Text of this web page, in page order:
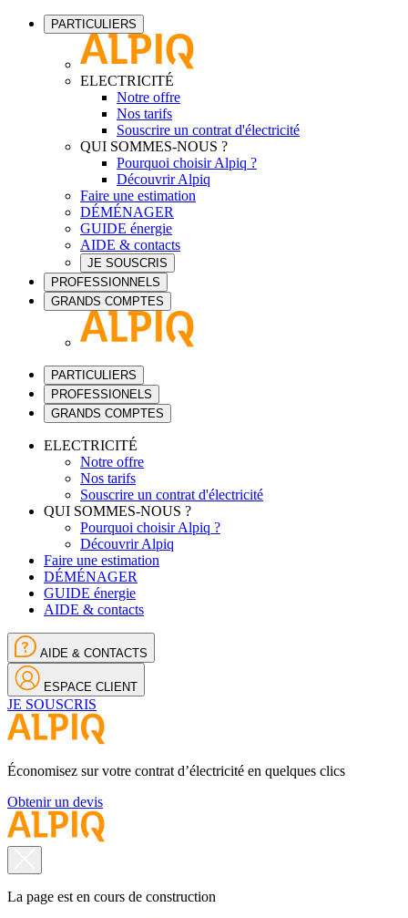
PARTICULIERS
ELECTRICITÉ
Notre offre
Nos tarifs
Souscrire un contrat d'électricité
QUI SOMMES-NOUS ?
Pourquoi choisir Alpiq ?
Découvrir Alpiq
Faire une estimation
DÉMÉNAGER
GUIDE énergie
AIDE & contacts
JE SOUSCRIS
PROFESSIONNELS
GRANDS COMPTES
PARTICULIERS
PROFESSIONELS
GRANDS COMPTES
ELECTRICITÉ
Notre offre
Nos tarifs
Souscrire un contrat d'électricité
QUI SOMMES-NOUS ?
Pourquoi choisir Alpiq ?
Découvrir Alpiq
Faire une estimation
DÉMÉNAGER
GUIDE énergie
AIDE & contacts
AIDE & CONTACTS
ESPACE CLIENT
JE SOUSCRIS
Économisez sur votre contrat d’électricité en quelques clics
Obtenir un devis
La page est en cours de construction